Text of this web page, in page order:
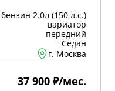
бензин 2.0л (150 л.с.)
вариатор
передний
Седан
г. Москва
37 900 ₽/мес.